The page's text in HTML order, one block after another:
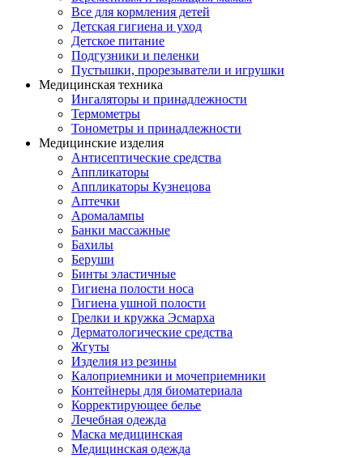
Все для кормления детей
Детская гигиена и уход
Детское питание
Подгузники и пеленки
Пустышки, прорезыватели и игрушки
Медицинская техника
Ингаляторы и принадлежности
Термометры
Тонометры и принадлежности
Медицинские изделия
Антисептические средства
Аппликаторы
Аппликаторы Кузнецова
Аптечки
Аромалампы
Банки массажные
Бахилы
Беруши
Бинты эластичные
Гигиена полости носа
Гигиена ушной полости
Грелки и кружка Эсмарха
Дерматологические средства
Жгуты
Изделия из резины
Калоприемники и мочеприемники
Контейнеры для биоматериала
Корректирующее белье
Лечебная одежда
Маска медицинская
Медицинская одежда